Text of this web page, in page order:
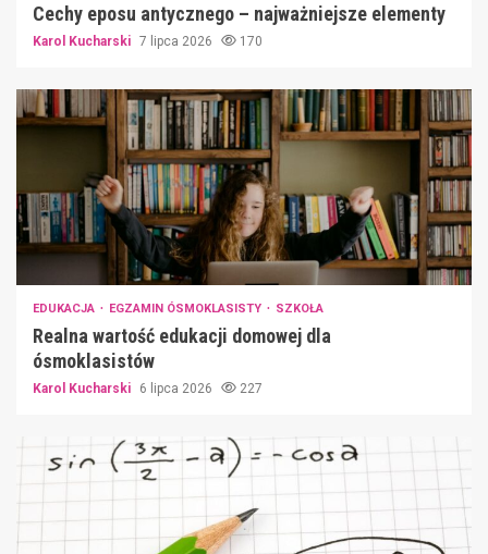
Cechy eposu antycznego – najważniejsze elementy
Karol Kucharski 7 lipca 2026 170
EDUKACJA EGZAMIN ÓSMOKLASISTY SZKOŁA
Realna wartość edukacji domowej dla
ósmoklasistów
Karol Kucharski 6 lipca 2026 227